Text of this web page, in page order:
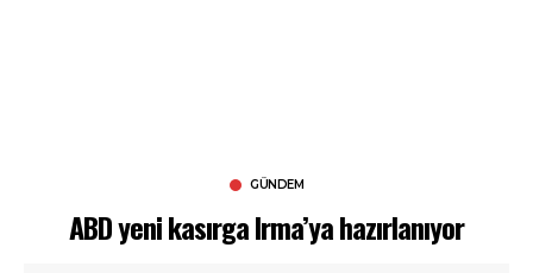
GÜNDEM
ABD yeni kasırga Irma’ya hazırlanıyor